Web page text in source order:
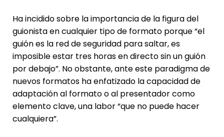
Ha incidido sobre la importancia de la figura del
guionista en cualquier tipo de formato porque “el
guión es la red de seguridad para saltar, es
imposible estar tres horas en directo sin un guión
por debajo”. No obstante, ante este paradigma de
nuevos formatos ha enfatizado la capacidad de
adaptación al formato o al presentador como
elemento clave, una labor “que no puede hacer
cualquiera”.